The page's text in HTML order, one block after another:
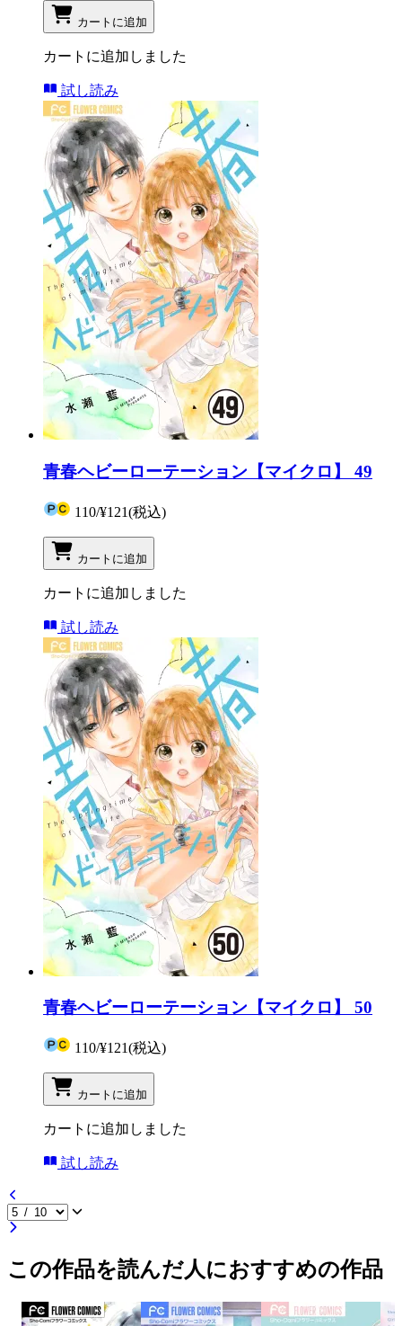
カートに追加
カートに追加しました
試し読み
青春ヘビーローテーション【マイクロ】 49
110/¥121(税込)
カートに追加
カートに追加しました
試し読み
青春ヘビーローテーション【マイクロ】 50
110/¥121(税込)
カートに追加
カートに追加しました
試し読み
この作品を読んだ人におすすめの作品